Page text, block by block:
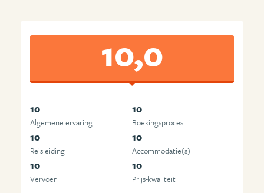
10,0
10
Algemene ervaring
10
Boekingsproces
10
Reisleiding
10
Accommodatie(s)
10
Vervoer
10
Prijs-kwaliteit